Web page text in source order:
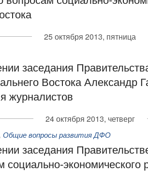
25 октября 2013, пятница
заседания
Востока Александр
журналистов
24 октября 2013, четверг
, Общие вопросы развития ДФО
заседания
социально-экономического